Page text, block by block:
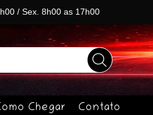
/ Sex. 8h00 as 17h00
Chegar Contato